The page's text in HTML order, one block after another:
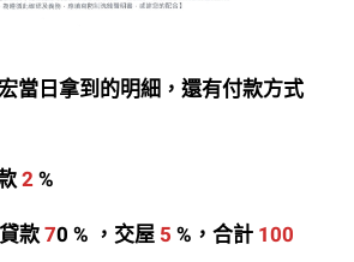
當日拿到的明細，還有付款方式
2%
款70 % ，交屋 5 %，合計 100